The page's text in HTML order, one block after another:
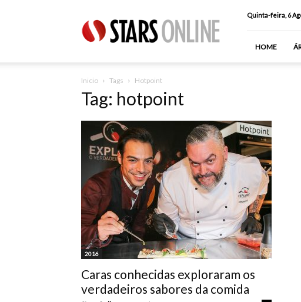
Online
Quinta-feira, 6
HOME
Inicio Tags Hotpoint
Tag: hotpoint
2016
Caras conhecidas exploraram os
verdadeiros sabores da comida